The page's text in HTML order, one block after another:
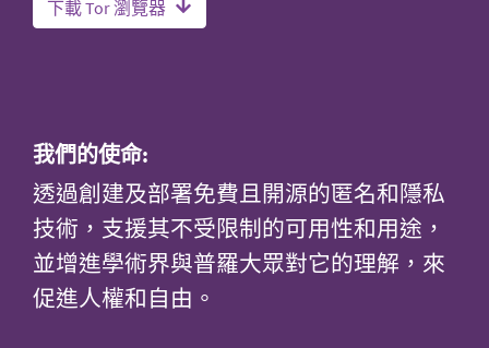
下載 Tor 瀏覽器
我們的使命:
透過創建及部署免費且開源的匿名和隱私
技術，支援其不受限制的可用性和用途，
並增進學術界與普羅大眾對它的理解，來
促進人權和自由。